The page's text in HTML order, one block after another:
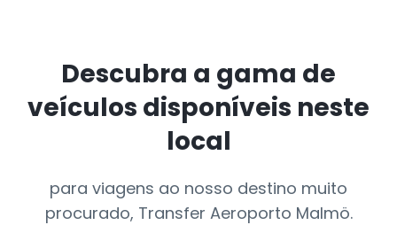
Descubra a gama de
veículos disponíveis neste
local
para viagens ao nosso destino muito
procurado, Transfer Aeroporto Malmö.